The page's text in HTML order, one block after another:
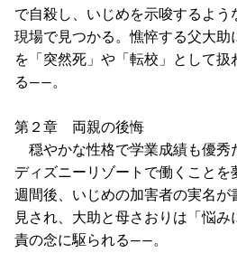
で自殺し、いじめを示唆するよう
現場で見つかる。憔悴する父大助
を「突然死」や「転校」として扱
る――。
第２章 両親の後悔
穏やかな性格で学業成績も優秀
ディズニーリゾートで働くことを
週間後、いじめの加害者の実名が
見され、大助と母さおりは「悩み
責の念に駆られる――。